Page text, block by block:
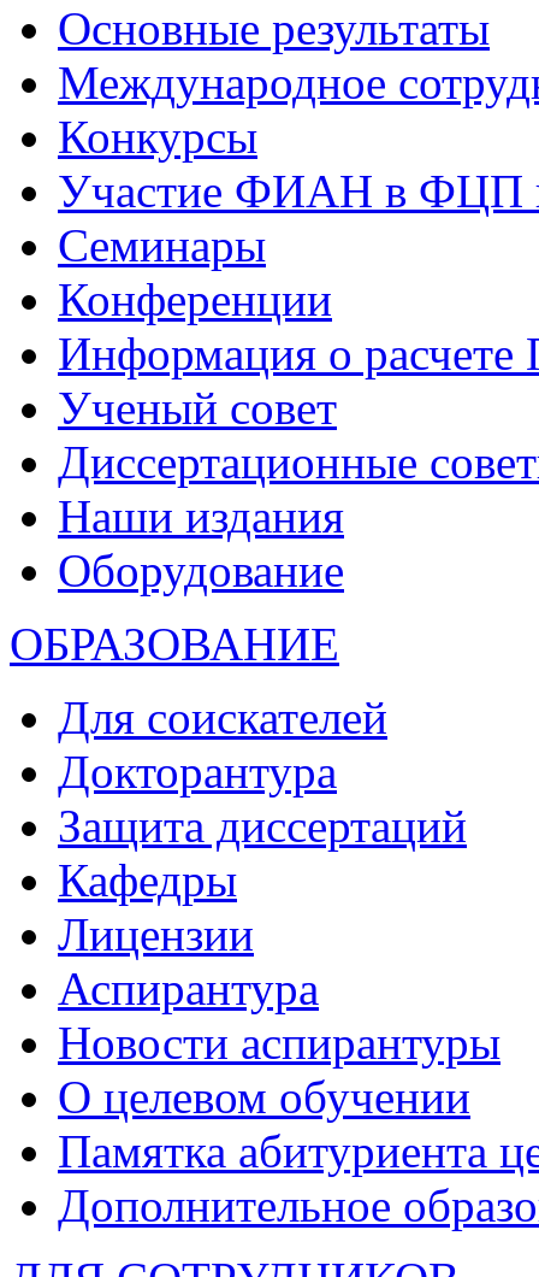
Основные результаты
Международное
Конкурсы
Участие ФИАН в ФЦП
Семинары
Конференции
Информация о
Ученый совет
Диссертационные
Наши издания
Оборудование
ОБРАЗОВАНИЕ
Для соискателей
Докторантура
Защита диссертаций
Кафедры
Лицензии
Аспирантура
Новости аспирантуры
О целевом обучении
Памятка абитуриента
Дополнительное